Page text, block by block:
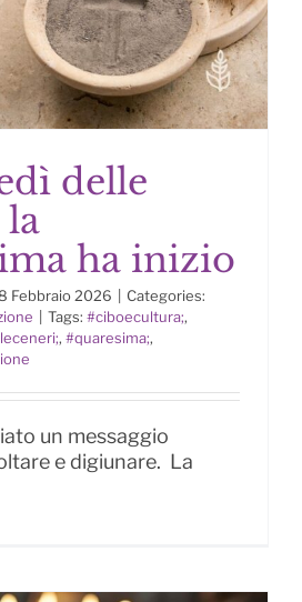
delle Ceneri: la
ha inizio
delle
la
ha inizio
Febbraio 2026
Categories:
Tags: #ciboecultura;,
, #quaresima;,
un messaggio
e digiunare. La